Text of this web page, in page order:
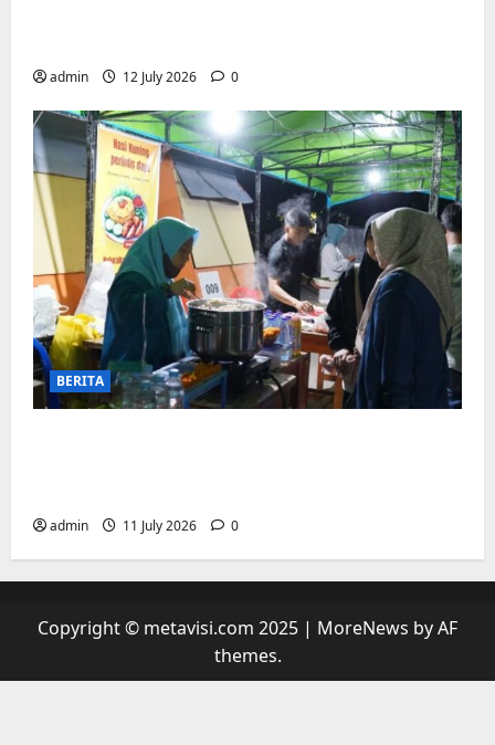
admin 12 July 2026 0
BERITA
admin 11 July 2026 0
Copyright © metavisi.com 2025 | MoreNews by AF
themes.